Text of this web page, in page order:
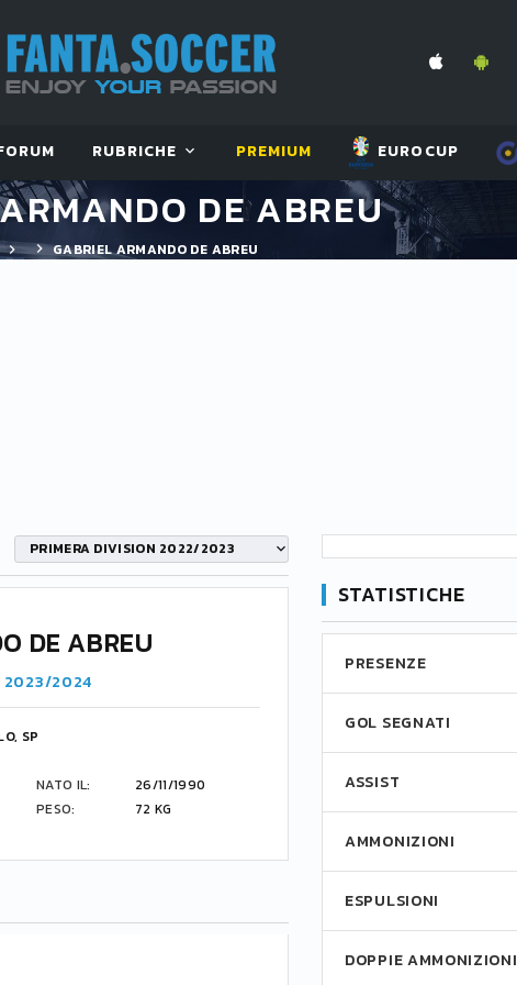
RUBRICHE PREMIUM EUROCUP
DE ABREU
GABRIEL ARMANDO DE ABREU
PRIMERA DIVISION 2022/2023
DE ABREU
2023/2024
SP
NATO IL:
26/11/1990
PESO: 72 KG
STATISTICHE
PRESENZE
GOL SEGNATI
ASSIST
AMMONIZIONI
ESPULSIONI
DOPPIE AMMONIZIONI